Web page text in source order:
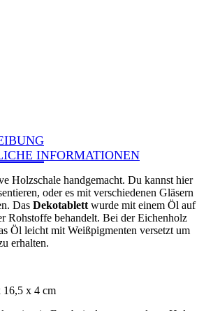
INFORMATIONEN
Holzschale handgemacht. Du kannst hier
oder es mit verschiedenen Gläsern
Das Dekotablettwurde mit einem Öl auf
Rohstoffe behandelt. Bei der Eichenholz
Öl leicht mit Weißpigmenten versetzt um
erhalten.
16,5 x 4 cm